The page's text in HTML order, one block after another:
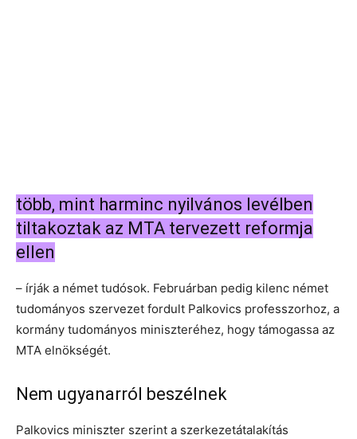
több, mint harminc nyilvános levélben
tiltakoztak az MTA tervezett reformja
ellen
– írják a német tudósok. Februárban pedig kilenc német
tudományos szervezet fordult Palkovics professzorhoz, a
kormány tudományos miniszteréhez, hogy támogassa az
MTA elnökségét.
Nem ugyanarról beszélnek
Palkovics miniszter szerint a szerkezetátalakítás